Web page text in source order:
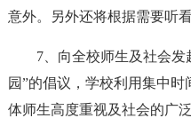
意外。另外还将根据需要听
7、向全校师生及社会
园”的倡议，学校利用集中
体师生高度重视及社会的广